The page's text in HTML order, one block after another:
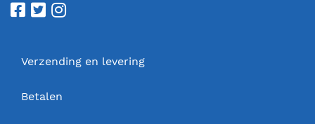
Verzending en levering
Betalen